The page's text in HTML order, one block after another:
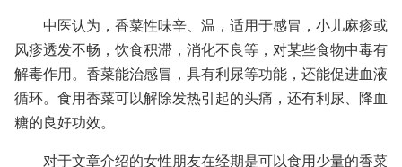
中医认为，香菜性味辛、温，适用于感冒，小儿麻疹或
风疹透发不畅，饮食积滞，消化不良等，对某些食物中毒有
解毒作用。香菜能治感冒，具有利尿等功能，还能促进血液
循环。食用香菜可以解除发热引起的头痛，还有利尿、降血
糖的良好功效。
对于文章介绍的女性朋友在经期是可以食用少量的香菜